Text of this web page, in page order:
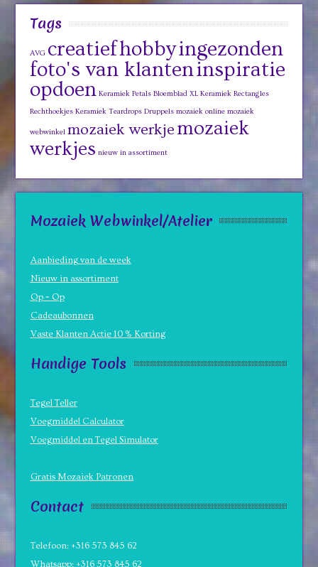
Tags
AVG creatiefhobbyingezonden
foto's van klanteninspiratie
opdoen Keramiek Petals Bloemblad XL Keramiek Rectangles
Rechthoekjes Keramiek Teardrops Druppels mozaiek online mozaiek
webwinkel mozaiek werkje mozaiek
werkjes nieuw in assortiment
Mozaiek Webwinkel/Atelier
Aanbieding van de week
Nieuw in assortiment
Op = Op
Cadeaubonnen
Vaste Klanten Actie 10 % Korting
Handige Tools
Tegel Teller
Voegmiddel Calculator
Voegmiddel en Tegel Simulator
Gratis Mozaiek Patronen
Contact
Telefoon: +316 573 845 62
Whatsapp: +316 573 845 62